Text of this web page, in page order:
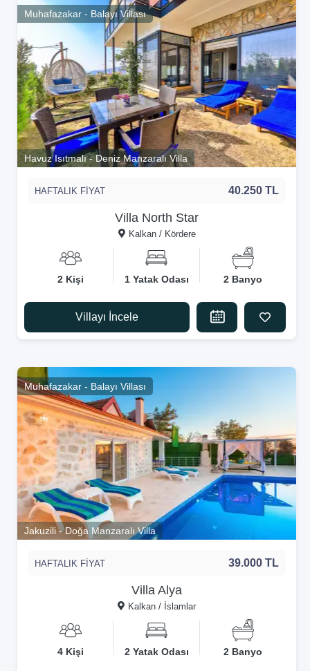
Muhafazakar - Balayı Villası
Havuz Isıtmalı - Deniz Manzaralı Villa
Villa North Star
Kalkan / Kördere
HAFTALIK FİYAT 40.250 TL
2 Kişi 1 Yatak Odası 2 Banyo
Villayı İncele
Muhafazakar - Balayı Villası
Jakuzili - Doğa Manzaralı Villa
Villa Alya
Kalkan / İslamlar
HAFTALIK FİYAT 39.000 TL
4 Kişi 2 Yatak Odası 2 Banyo